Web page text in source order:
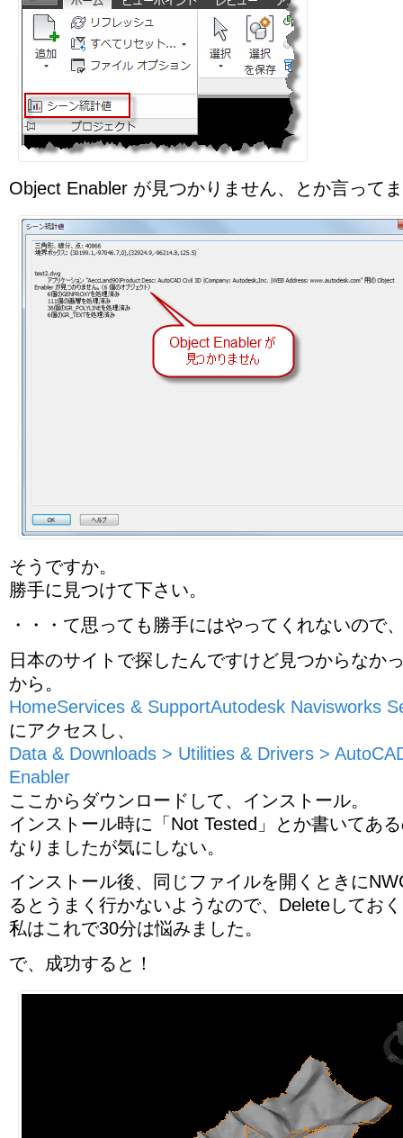
Object Enabler が見つかりません、とか言って
そうですか。
勝手に見つけて下さい。
・・・て思っても勝手にはやってくれないので
日本のサイトで探したんですけど見つからなか
から。
HomeServices & SupportAutodesk Navisworks
にアクセスし、
Data & Downloads > Utilities & Drivers >
Enabler
ここからダウンロードして、インストール。
インストール時に「Not Tested」とか書いてあ
なりましたが気にしない。
インストール後、同じファイルを開くときに
るとうまく行かないようなので、Deleteしてお
私はこれで30分は悩みました。
で、成功すると！